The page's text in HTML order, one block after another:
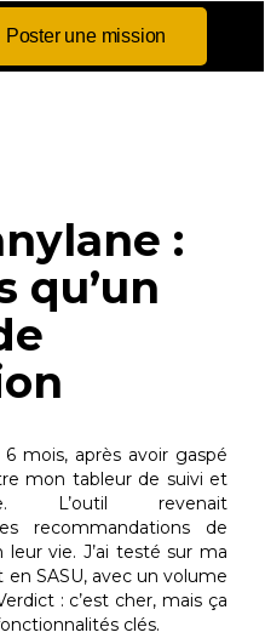
Poster une mission
:
qu’un
mois, après avoir gaspé
mon tableur de suivi et
L’outil revenait
recommandations de
vie. J’ai testé sur ma
SASU, avec un volume
: c’est cher, mais ça
clés.